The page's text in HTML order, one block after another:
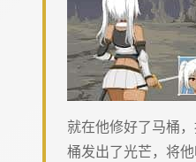
就在他修好了马桶
桶发出了光芒，将他